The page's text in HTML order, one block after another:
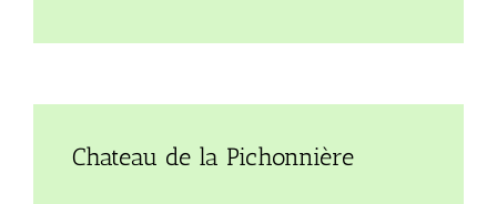
Chateau de la Pichonnière